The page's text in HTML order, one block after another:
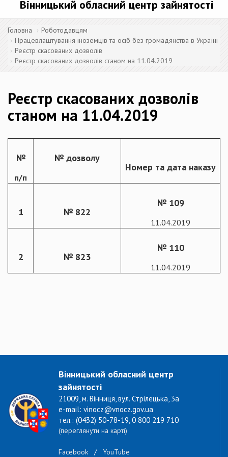
Вінницький обласний центр зайнятості
Головна
Роботодавцям
Працевлаштування іноземців та осіб без громадянства в Україні
Реєстр скасованих дозволів
Реєстр скасованих дозволів станом на 11.04.2019
Реєстр скасованих дозволів
станом на 11.04.2019
№
п/п
№ дозволу
Номер та дата наказу
1 № 822
№ 109
11.04.2019
2 № 823
№ 110
11.04.2019
Вінницький обласний центр
зайнятості
21009, м. Вінниця, вул. Стрілецька, 3а
e-mail: vinocz@vnocz.gov.ua
тел.: (0432) 50-78-19, 0 800 219 710
(переглянути на карті)
Facebook / YouTube